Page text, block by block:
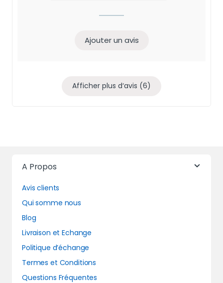
Ajouter un avis
Afficher plus d‘avis (6)
A Propos
Avis clients
Qui somme nous
Blog
Livraison et Echange
Politique d’échange
Termes et Conditions
Questions Fréquentes